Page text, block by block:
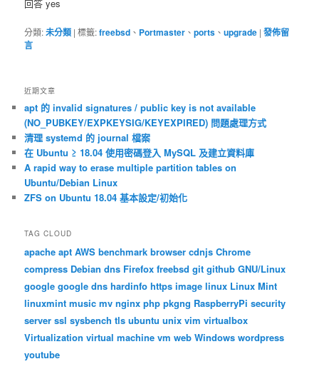
回答 yes
分類:未分類 |標籤:freebsd 、 Portmaster 、ports 、upgrade |發佈留
言
近期文章
apt 的 invalid signatures / public key is not available
(NO_PUBKEY/EXPKEYSIG/KEYEXPIRED) 問題處理方式
清理 systemd 的 journal 檔案
在 Ubuntu ≥ 18.04 使用密碼登入 MySQL 及建立資料庫
A rapid way to erase multiple partition tables on
Ubuntu/Debian Linux
ZFS on Ubuntu 18.04 基本設定/初始化
TAG CLOUD
apache apt AWS benchmark browser cdnjs Chrome
compress Debian dns Firefox freebsd git github GNU/Linux
google google dns hardinfo https image linux Linux Mint
linuxmint music mv nginx php pkgng RaspberryPi security
server ssl sysbench tls ubuntu unix vim virtualbox
Virtualization virtual machine vm web Windows wordpress
youtube